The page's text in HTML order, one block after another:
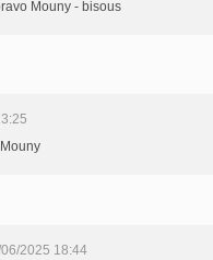
Mouny - bisous
2025 18:44